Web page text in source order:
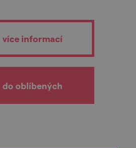
více informací
do oblíbených